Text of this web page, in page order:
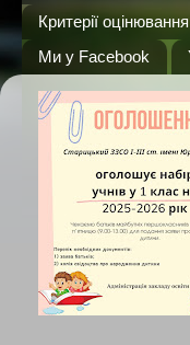
Критерії оцінювання
Ми у Facebook